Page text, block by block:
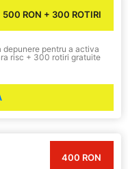
500 RON + 300 ROTIRI
pentru a activa
risc + 300 rotiri gratuite
400 RON